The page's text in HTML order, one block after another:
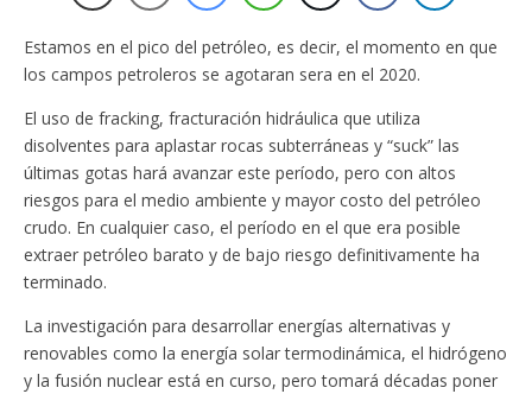
Estamos en el pico del petróleo, es decir, el momento en que
los campos petroleros se agotaran sera en el 2020.
El uso de fracking, fracturación hidráulica que utiliza
disolventes para aplastar rocas subterráneas y “suck” las
últimas gotas hará avanzar este período, pero con altos
riesgos para el medio ambiente y mayor costo del petróleo
crudo. En cualquier caso, el período en el que era posible
extraer petróleo barato y de bajo riesgo definitivamente ha
terminado.
La investigación para desarrollar energías alternativas y
renovables como la energía solar termodinámica, el hidrógeno
y la fusión nuclear está en curso, pero tomará décadas poner